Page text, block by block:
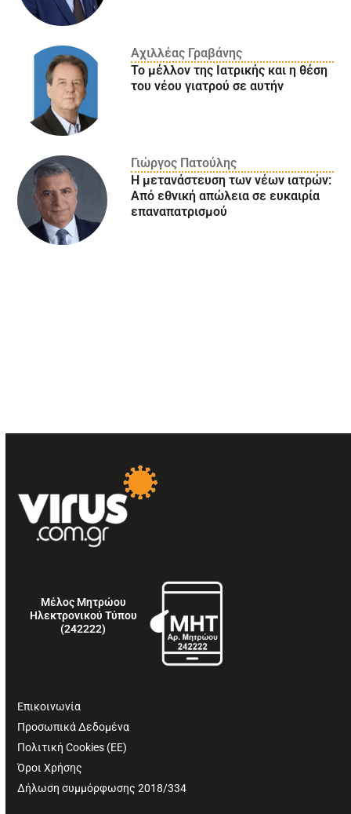
Αχιλλέας Γραβάνης
Το μέλλον της Ιατρικής και η θέση
του νέου γιατρού σε αυτήν
Γιώργος Πατούλης
Η μετανάστευση των νέων ιατρών:
Aπό εθνική απώλεια σε ευκαιρία
επαναπατρισμού
Μέλος Μητρώου
Ηλεκτρονικού Τύπου
(242222)
Επικοινωνία
Προσωπικά Δεδομένα
Πολιτική Cookies (ΕΕ)
Όροι Χρήσης
Δήλωση συμμόρφωσης 2018/334